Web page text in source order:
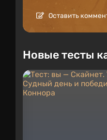
Оставить
Новые тесты